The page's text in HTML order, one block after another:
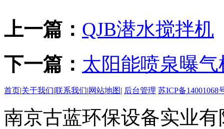
上一篇： QJB潜水搅拌机
下一篇： 太阳能喷泉曝气
首页|关于我们|联系我们|网站地图| 后台管理 苏ICP备14001068
南京古蓝环保设备实业